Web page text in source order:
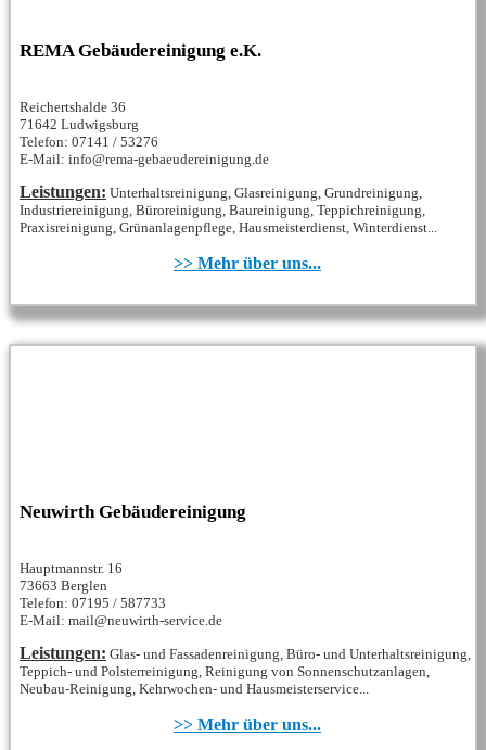
REMA Gebäudereinigung e.K.
Reichertshalde 36
71642 Ludwigsburg
Telefon: 07141 / 53276
E-Mail: info@rema-gebaeudereinigung.de
Leistungen: Unterhaltsreinigung, Glasreinigung, Grundreinigung,
Industriereinigung, Büroreinigung, Baureinigung, Teppichreinigung,
Praxisreinigung, Grünanlagenpflege, Hausmeisterdienst, Winterdienst...
>> Mehr über uns...
Neuwirth Gebäudereinigung
Hauptmannstr. 16
73663 Berglen
Telefon: 07195 / 587733
E-Mail: mail@neuwirth-service.de
Leistungen: Glas- und Fassadenreinigung, Büro- und Unterhaltsreinigung,
Teppich- und Polsterreinigung, Reinigung von Sonnenschutzanlagen,
Neubau-Reinigung, Kehrwochen- und Hausmeisterservice...
>> Mehr über uns...